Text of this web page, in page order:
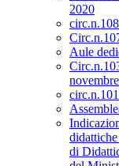
2020
Aule
novembre
di